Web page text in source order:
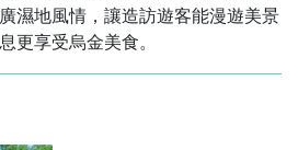
濕地風情，讓造訪遊客能漫遊美景
更享受烏金美食。